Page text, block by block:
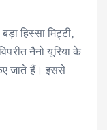
हिस्सा मिट्टी,
नैनो यूरिया के
जाते हैं। इससे